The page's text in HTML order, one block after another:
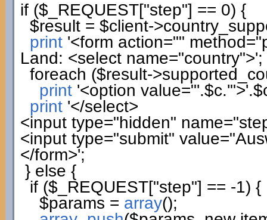
if ($_REQUEST["step"] == 0) {
$result= $client->
print '<form action=""
Land: <select name="country">';
foreach ($result->
print '<option value="'.$c.'">'.
print '</select>
<input type="hidden"
<input type="submit"
</form>';
} else {
if ($_REQUEST["step"] == -1) {
$params = array();